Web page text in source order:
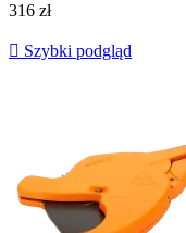
316 zł
 Szybki podgląd